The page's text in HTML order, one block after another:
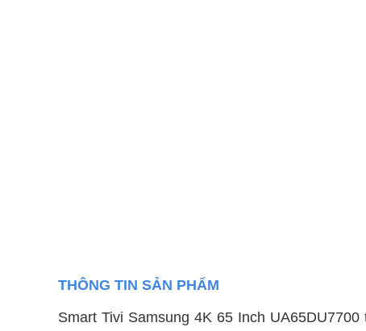
THÔNG TIN SẢN PHẨM
Smart Tivi Samsung 4K 65 Inch